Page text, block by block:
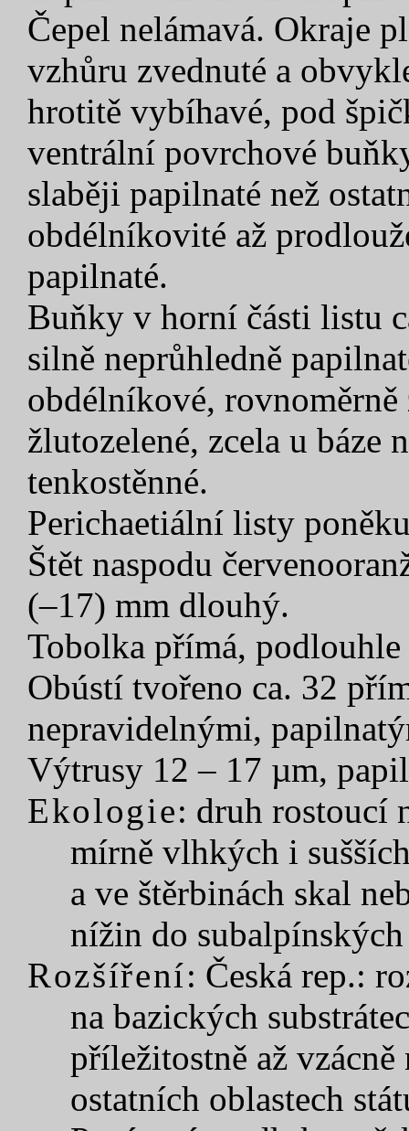
Čepel nelámavá. Okraje
vzhůru zvednuté a
hrotitě vybíhavé, pod
ventrální povrchové
slaběji papilnaté než
obdélníkovité až
papilnaté.
Buňky v horní části listu
silně neprůhledně
obdélníkové,
žlutozelené, zcela u báze
tenkostěnné.
Perichaetiální listy
Štět naspodu
(–17) mm dlouhý.
Tobolka přímá,
Obústí tvořeno ca. 32
nepravidelnými,
Výtrusy 12 – 17 µm,
Ekologie: druh rostoucí
mírně vlhkých i
a ve štěrbinách skal
nížin do
Rozšíření: Česká rep.:
na bazických
příležitostně až
ostatních oblastech